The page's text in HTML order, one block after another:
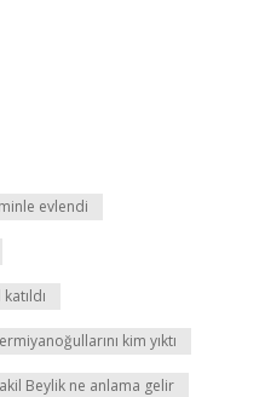
evlendi
kim yıktı
Beylik ne anlama gelir